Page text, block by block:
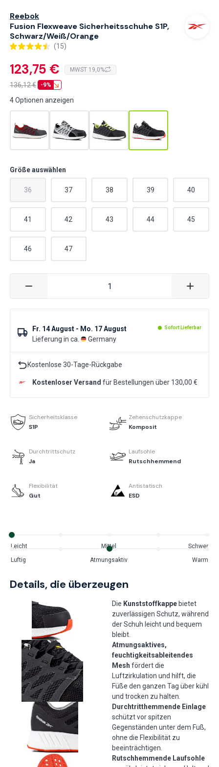
Reebok
Fusion Flexweave Sicherheitsschuhe S1P,
Schwarz/Weiß/Orange
(15)
123,75 € MWST 19,0%
136,12€ -9%
4 Optionen anzeigen
Größe auswählen
36 37 38 39 40
41 42 43 44 45
46 47
Fr. 14 August - Mo. 17 August Sofort Lieferbar
Lieferung in ca. Germany
Kostenlose 30-Tage-Rückgabe
Kostenloser Versand für Bestellungen über 130,00 €
Sicherheitsklasse
S1P
Zehenschutzkappe
Komposit
Durchtrittschutz
Ja
Laufsohle
Rutschhemmend
Flexibilität
Gut
Antistatisch
ESD
Leicht Mittel Schwer
Luftig Atmungsaktiv Warm
Details, die überzeugen
Die Kunststoffkappe bietet
zuverlässigen Schutz, während
der Schuh leicht und bequem
bleibt.
Atmungsaktives,
feuchtigkeitsableitendes
Mesh fördert die
Luftzirkulation und hilft, die
Füße den ganzen Tag über kühl
und trocken zu halten.
Durchtritthemmende Einlage
schützt vor spitzen
Gegenständen unter dem Fuß,
ohne die Flexibilität zu
beeinträchtigen.
Rutschhemmende Laufsohle